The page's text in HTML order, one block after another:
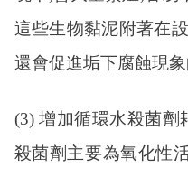
這些生物黏泥附著在
還會促進垢下腐蝕現象
(3) 增加循環水殺菌劑
殺菌劑主要為氧化性